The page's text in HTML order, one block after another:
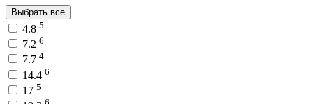
Выбрать все
4.8 5
7.2 6
7.7 4
14.4 6
17 5